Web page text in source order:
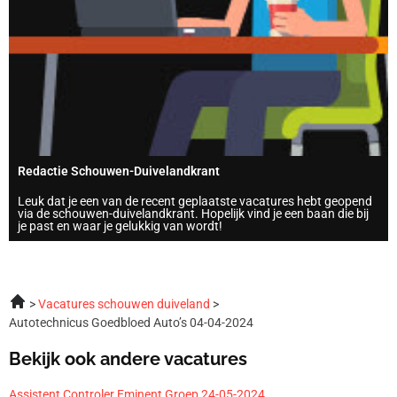
Redactie Schouwen-Duivelandkrant
Leuk dat je een van de recent geplaatste vacatures hebt geopend
via de schouwen-duivelandkrant. Hopelijk vind je een baan die bij
je past en waar je gelukkig van wordt!
Vacatures schouwen duiveland
Autotechnicus Goedbloed Auto’s 04-04-2024
Bekijk ook andere vacatures